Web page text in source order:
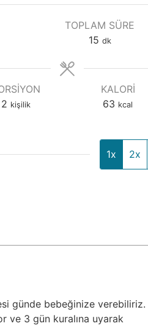
TOPLAM SÜRE
15 dk
2 kişilik
KALORI
63 kcal
1x 2x
günde bebeğinize verebiliriz.
ve 3 gün kuralına uyarak